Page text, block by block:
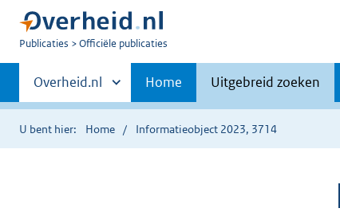
U
Publicaties Officiële publicaties
Primaire
navigatie
Andere
sites
binnen
Overheid.nl Home Uitgebreid zoeken
U bent hier: Home Informatieobject 2023, 3714